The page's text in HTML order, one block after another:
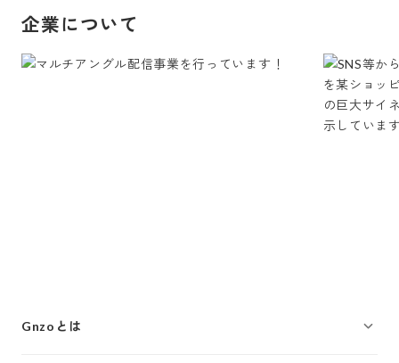
企業について
Gnzoとは